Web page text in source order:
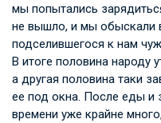
мы попытались
не вышло, и мы обыскали
подселившегося к нам
В итоге половина народу
а другая половина таки
ее под окна. После еды и
времени уже крайне